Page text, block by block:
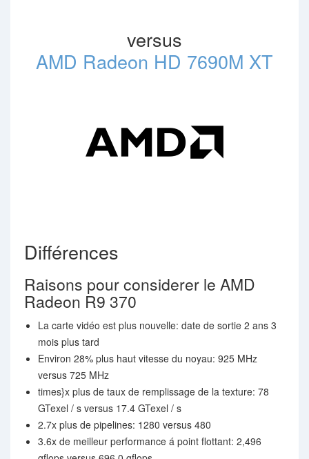
versus
AMD Radeon HD 7690M XT
Différences
Raisons pour considerer le AMD
Radeon R9 370
La carte vidéo est plus nouvelle: date de sortie 2 ans 3
mois plus tard
Environ 28% plus haut vitesse du noyau: 925 MHz
versus 725 MHz
times}x plus de taux de remplissage de la texture: 78
GTexel / s versus 17.4 GTexel / s
2.7x plus de pipelines: 1280 versus 480
3.6x de meilleur performance á point flottant: 2,496